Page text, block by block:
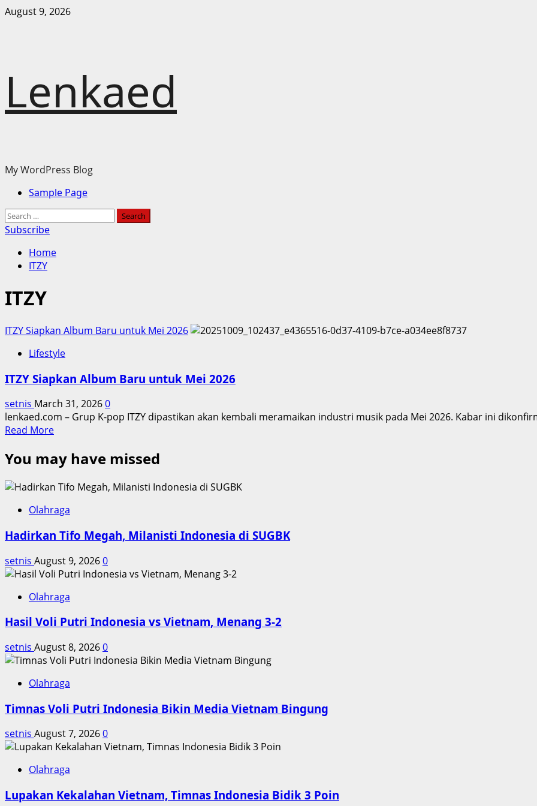
Skip
August 9, 2026
Lenkaed
My WordPress Blog
PrimarySample Page
Search
for:
Subscribe
Home
ITZY
ITZY
ITZY Siapkan Album Baru untuk Mei 2026
Lifestyle
ITZY Siapkan Album Baru untuk Mei 2026
setnis March 31, 20260
lenkaed.com – Grup K-pop ITZY dipastikan akan kembali meramaikan industri musik pada Mei 2026. Kabar ini
Read MoreRead
about
ITZY
Siapkan
Baru
Mei
You may have missed
Olahraga
Hadirkan Tifo Megah, Milanisti Indonesia di SUGBK
setnis August 9, 20260
Olahraga
Hasil Voli Putri Indonesia vs Vietnam, Menang 3-2
setnis August 8, 20260
Olahraga
Timnas Voli Putri Indonesia Bikin Media Vietnam Bingung
setnis August 7, 20260
Olahraga
Lupakan Kekalahan Vietnam, Timnas Indonesia Bidik 3 Poin